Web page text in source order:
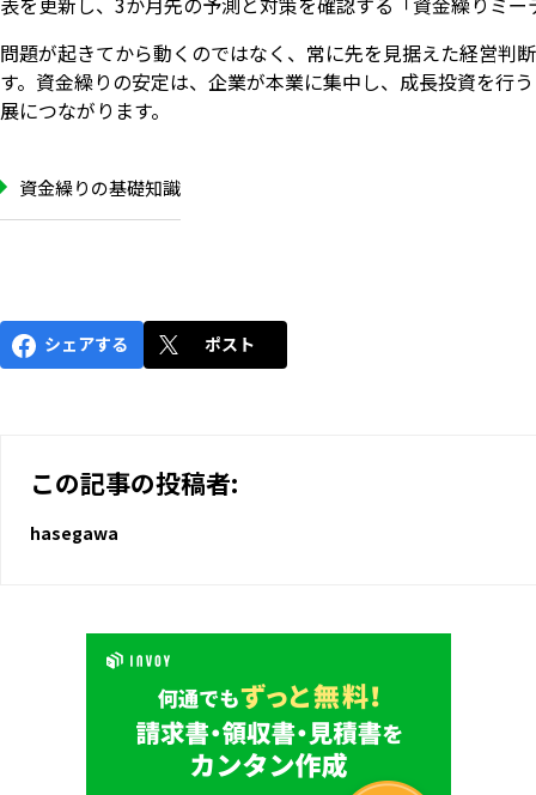
問題が起きてから動くのではなく、常に先を見据えた経営判
す。資金繰りの安定は、企業が本業に集中し、成長投資を行
展につながります。
資金繰りの基礎知識
シェアする ポスト
この記事の投稿者:
hasegawa